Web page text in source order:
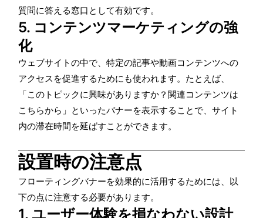
質問に答える窓口として有効です。
5. コンテンツマーケティングの強
化
ウェブサイトの中で、特定の記事や動画コンテンツへの
アクセスを促進するためにも使われます。たとえば、
「このトピックに興味がありますか？関連コンテンツは
こちらから」といったバナーを表示することで、サイト
内の滞在時間を延ばすことができます。
設置時の注意点
フローティングバナーを効果的に活用するためには、以
下の点に注意する必要があります。
1. ユーザー体験を損なわない設計